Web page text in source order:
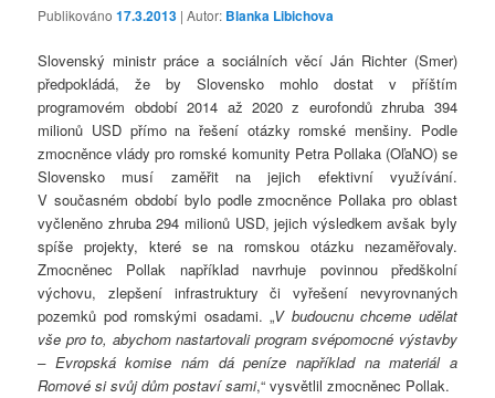
Publikováno17.3.2013 | Autor: Blanka Libichova
Slovenský ministr práce a sociálních věcí Ján Richter (Smer)
předpokládá, že by Slovensko mohlo dostat v příštím
programovém období 2014 až 2020 z eurofondů zhruba 394
milionů USD přímo na řešení otázky romské menšiny. Podle
zmocněnce vlády pro romské komunity Petra Pollaka (OľaNO) se
Slovensko musí zaměřit na jejich efektivní využívání.
V současném období bylo podle zmocněnce Pollaka pro oblast
vyčleněno zhruba 294 milionů USD, jejich výsledkem avšak byly
spíše projekty, které se na romskou otázku nezaměřovaly.
Zmocněnec Pollak například navrhuje povinnou předškolní
výchovu, zlepšení infrastruktury či vyřešení nevyrovnaných
pozemků pod romskými osadami. „V budoucnu chceme udělat
vše pro to, abychom nastartovali program svépomocné výstavby
– Evropská komise nám dá peníze například na materiál a
Romové si svůj dům postaví sami,“ vysvětlil zmocněnec Pollak.